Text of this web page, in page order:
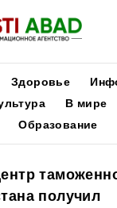
Здоровье
В мире
Образование
получил